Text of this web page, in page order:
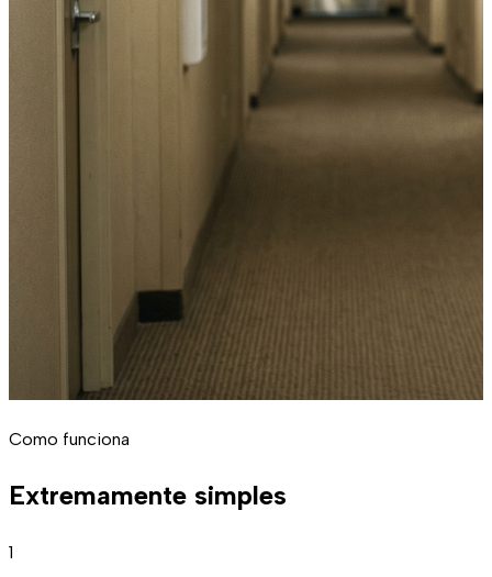
Como funciona
Extremamente simples
1